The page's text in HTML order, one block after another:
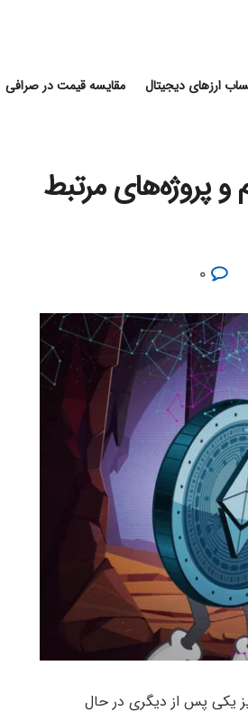
ارزهای دیجیتال مقایسه قیمت در صرافی
۲۰۲۴ سال اتریوم و پروژه‌های مرتبط
یکی پس از دیگری در حال